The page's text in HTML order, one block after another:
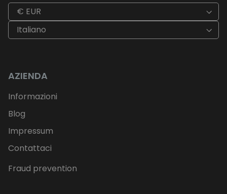
€ EUR
Italiano
AZIENDA
Informazioni
Blog
Impressum
Contattaci
Fraud prevention